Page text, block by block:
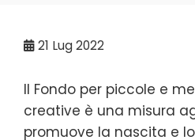
21 Lug 2022
Il Fondo per piccole e
creative è una misura
promuove la nascita e